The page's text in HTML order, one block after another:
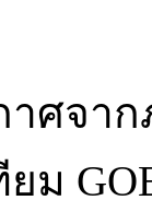
ศจาก
ม